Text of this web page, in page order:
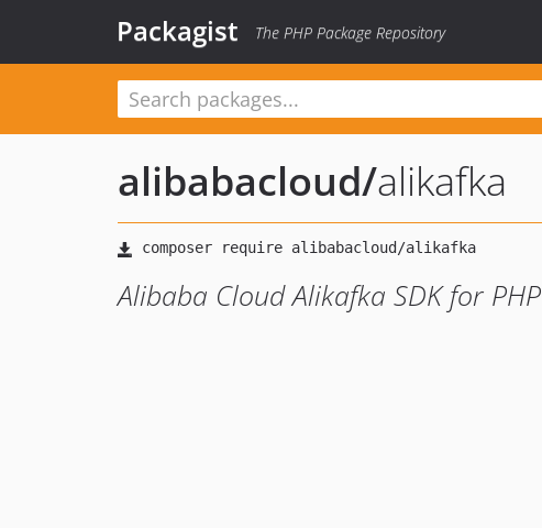
Packagist The PHP Package Repository
alibabacloud/alikafka
Alibaba Cloud Alikafka SDK for PHP